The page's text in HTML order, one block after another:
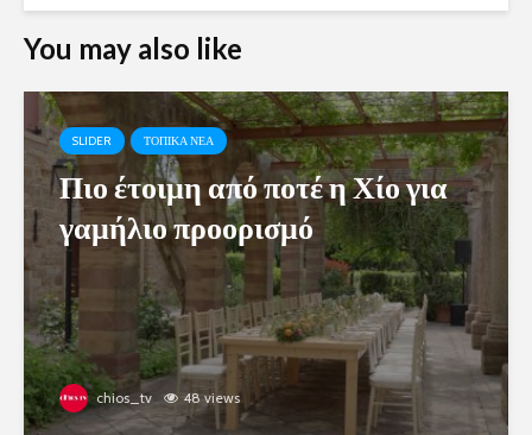
You may also like
SLIDER ΤΟΠΙΚΑ ΝΕΑ
Πιο έτοιμη από ποτέ η Χίο για
γαμήλιο προορισμό
chios_tv 48 views